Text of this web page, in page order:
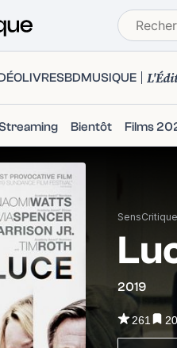
LIVRESBDMUSIQUE
Streaming Bientôt Films
SensCritique
2019
261